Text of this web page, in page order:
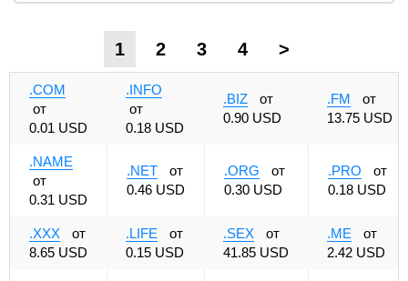
1 2 3 4 >
.COM
от
0.01 USD
.INFO
от
0.18 USD
.BIZ
от
0.90 USD
.FM
от
13.75 USD
.NAME
от
0.31 USD
.NET
от
0.46 USD
.ORG
от
0.30 USD
.PRO
от
0.18 USD
.XXX
от
8.65 USD
.LIFE
от
0.15 USD
.SEX
от
41.85 USD
.ME
от
2.42 USD